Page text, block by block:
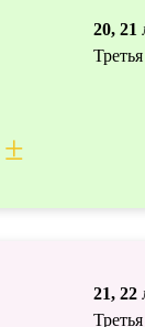
20, 21
±
21, 22